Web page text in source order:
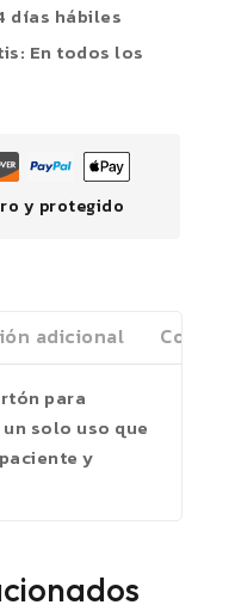
días hábiles
En todos los
y protegido
adicional
para
solo uso que
y